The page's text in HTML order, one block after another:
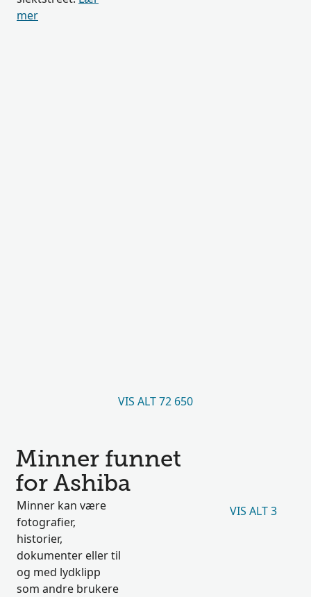
mer
VIS ALT 72 650
Minner funnet
for Ashiba
Minner kan være
fotografier,
historier,
dokumenter eller til
og med lydklipp
som andre brukere
VIS ALT 3